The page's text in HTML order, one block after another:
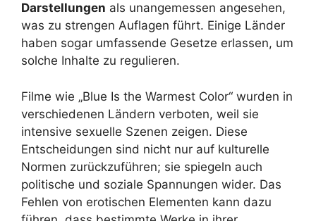
Darstellungen als unangemessen angesehen,
was zu strengen Auflagen führt. Einige Länder
haben sogar umfassende Gesetze erlassen, um
solche Inhalte zu regulieren.
Filme wie „Blue Is the Warmest Color“ wurden in
verschiedenen Ländern verboten, weil sie
intensive sexuelle Szenen zeigen. Diese
Entscheidungen sind nicht nur auf kulturelle
Normen zurückzuführen; sie spiegeln auch
politische und soziale Spannungen wider. Das
Fehlen von erotischen Elementen kann dazu